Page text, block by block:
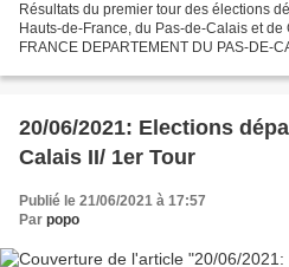
Résultats du premier tour des élections
Hauts-de-France, du Pas-de-Calais et
FRANCE DEPARTEMENT DU PAS-DE-
20/06/2021: Elections départementales/ Canton
Calais II/ 1er Tour
Publié le 21/06/2021 à 17:57
Par popo